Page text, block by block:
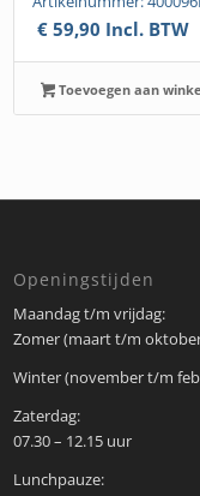
€ 59,90 Incl. BTW
Toevoegen aan
Openingstijden
Maandag t/m vrijdag:
Zomer (maart t/m
Winter (november t/m
Zaterdag:
07.30 – 12.15 uur
Lunchpauze: